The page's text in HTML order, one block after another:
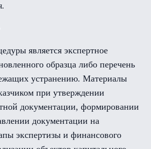
является экспертное
образца либо перечень
устранению. Материалы
при утверждении
документации, формировании
документации на
экспертизы и финансового